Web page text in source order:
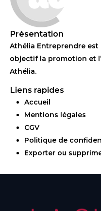
Présentation
Athélia Entreprendre est
objectif la promotion et
Athélia.
Liens rapides
Accueil
Mentions légales
CGV
Politique de
Exporter ou